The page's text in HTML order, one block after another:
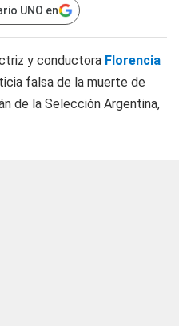
UNO en
y conductora Florencia
falsa de la muerte de
de la Selección Argentina,